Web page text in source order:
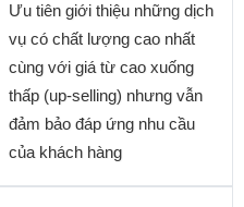
Ưu tiên giới thiệu những dịch
vụ có chất lượng cao nhất
cùng với giá từ cao xuống
thấp (up-selling) nhưng vẫn
đảm bảo đáp ứng nhu cầu
của khách hàng